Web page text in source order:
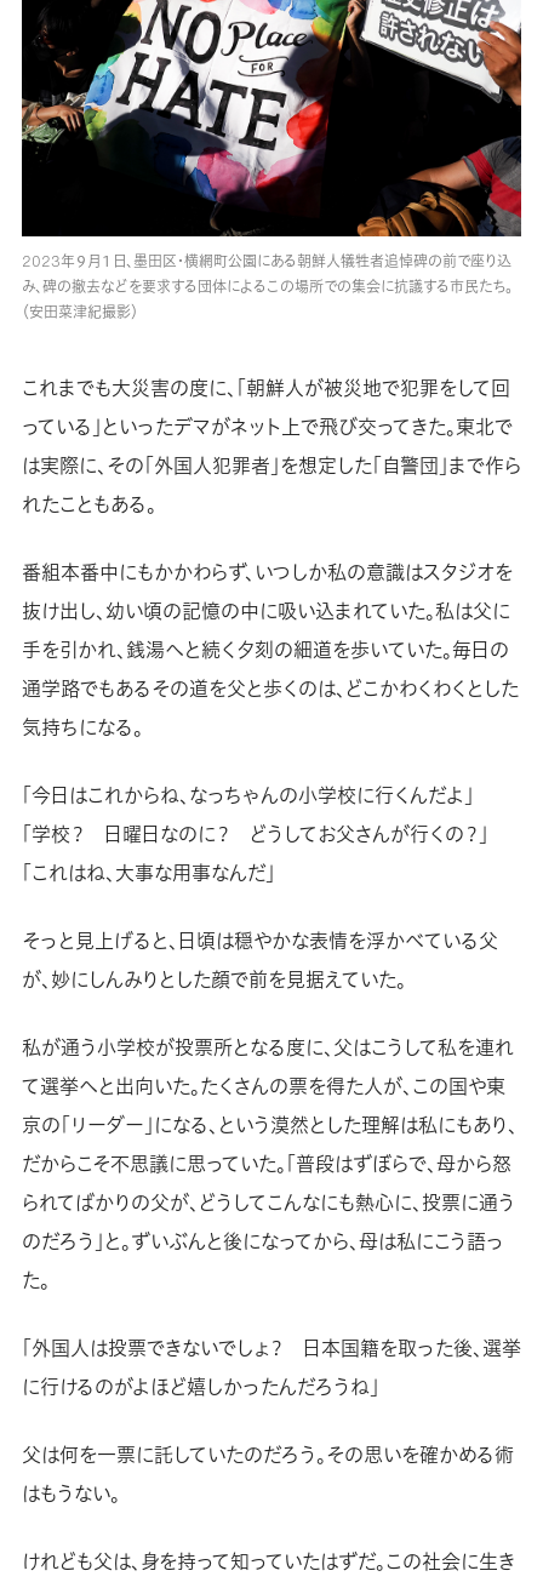
2023年９月１日、墨田区・横網町公園にある朝鮮人犠牲者追悼碑の前で座り込
み、碑の撤去などを要求する団体によるこの場所での集会に抗議する市民たち。
（安田菜津紀撮影）
これまでも大災害の度に、「朝鮮人が被災地で犯罪をして回
っている」といったデマがネット上で飛び交ってきた。東北で
は実際に、その「外国人犯罪者」を想定した「自警団」まで作ら
れたこともある。
番組本番中にもかかわらず、いつしか私の意識はスタジオを
抜け出し、幼い頃の記憶の中に吸い込まれていた。私は父に
手を引かれ、銭湯へと続く夕刻の細道を歩いていた。毎日の
通学路でもあるその道を父と歩くのは、どこかわくわくとした
気持ちになる。
「今日はこれからね、なっちゃんの小学校に行くんだよ」
「学校？ 日曜日なのに？ どうしてお父さんが行くの？」
「これはね、大事な用事なんだ」
そっと見上げると、日頃は穏やかな表情を浮かべている父
が、妙にしんみりとした顔で前を見据えていた。
私が通う小学校が投票所となる度に、父はこうして私を連れ
て選挙へと出向いた。たくさんの票を得た人が、この国や東
京の「リーダー」になる、という漠然とした理解は私にもあり、
だからこそ不思議に思っていた。「普段はずぼらで、母から怒
られてばかりの父が、どうしてこんなにも熱心に、投票に通う
のだろう」と。ずいぶんと後になってから、母は私にこう語っ
た。
「外国人は投票できないでしょ？ 日本国籍を取った後、選挙
に行けるのがよほど嬉しかったんだろうね」
父は何を一票に託していたのだろう。その思いを確かめる術
はもうない。
けれども父は、身を持って知っていたはずだ。この社会に生き